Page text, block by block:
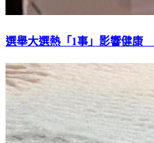
選舉大選熱「1事」影響健康